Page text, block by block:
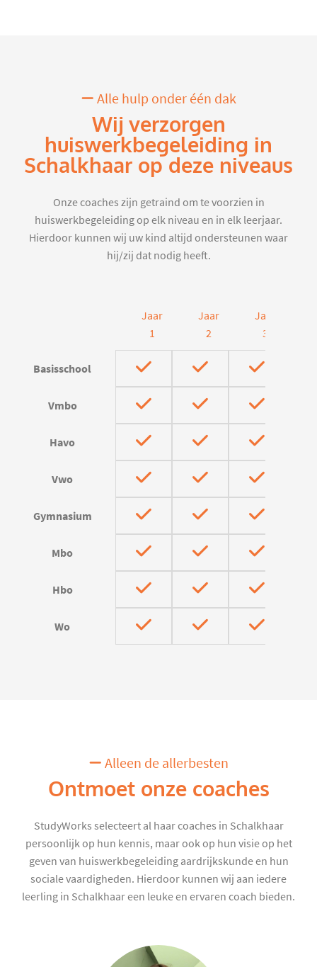
Alle hulp onder één dak
Wij verzorgen
huiswerkbegeleiding in
Schalkhaar op deze niveaus
Onze coaches zijn getraind om te voorzien in
huiswerkbegeleiding op elk niveau en in elk leerjaar.
Hierdoor kunnen wij uw kind altijd ondersteunen waar
hij/zij dat nodig heeft.
Jaar
1
Jaar
2
Jaar
3
Basisschool
Vmbo
Havo
Vwo
Gymnasium
Mbo
Hbo
Wo
Alleen de allerbesten
Ontmoet onze coaches
StudyWorks selecteert al haar coaches in Schalkhaar
persoonlijk op hun kennis, maar ook op hun visie op het
geven van huiswerkbegeleiding aardrijkskunde en hun
sociale vaardigheden. Hierdoor kunnen wij aan iedere
leerling in Schalkhaar een leuke en ervaren coach bieden.